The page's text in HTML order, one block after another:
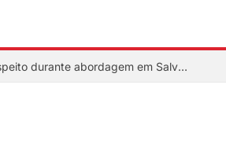
PM reage a assalto e mata suspeito durante abordagem em Salvador